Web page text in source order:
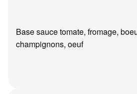
Base sauce tomate, fromage,
champignons, oeuf